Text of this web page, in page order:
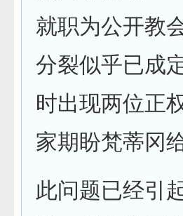
就职为公开教
分裂似乎已成
时出现两位正
家期盼梵蒂冈
此问题已经引